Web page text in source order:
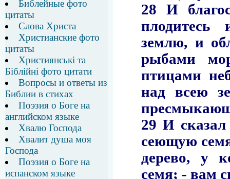
Библейные фото
цитаты
Слова Христа
Христианские фото
цитаты
Християнські та
Біблійні фото цитати
Вопросы и ответы из
Библии в стихах
Поэзия о Боге на
английском языке
Хвалю Господа
Хвалит душа моя
Господа
Поэзия о Боге на
испанском языке